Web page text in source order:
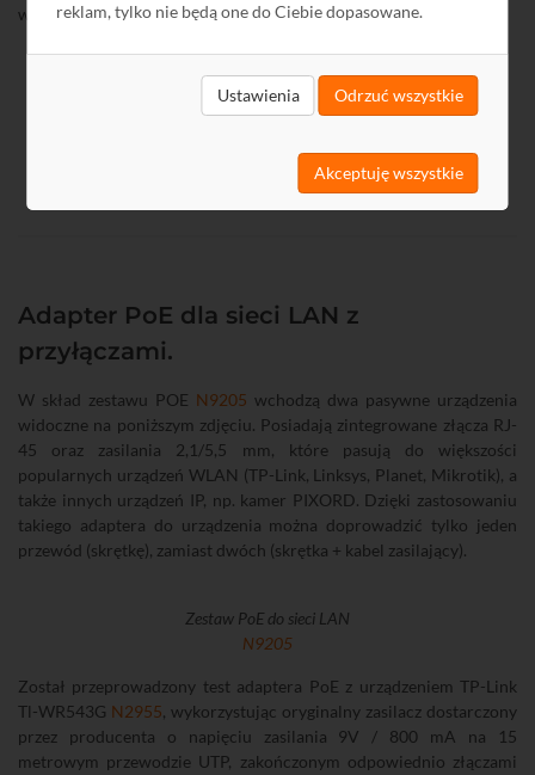
reklam, tylko nie będą one do Ciebie dopasowane.
Ustawienia Odrzuć wszystkie
Akceptuję wszystkie
wzrosła wydajność pracowników.
Schemat instalacji
Adapter PoE dla sieci LAN z
przyłączami.
W skład zestawu POE N9205 wchodzą dwa pasywne urządzenia
widoczne na poniższym zdjęciu. Posiadają zintegrowane złącza RJ-
45 oraz zasilania 2,1/5,5 mm, które pasują do większości
popularnych urządzeń WLAN (TP-Link, Linksys, Planet, Mikrotik), a
także innych urządzeń IP, np. kamer PIXORD. Dzięki zastosowaniu
takiego adaptera do urządzenia można doprowadzić tylko jeden
przewód (skrętkę), zamiast dwóch (skrętka + kabel zasilający).
Zestaw PoE do sieci LAN
N9205
Został przeprowadzony test adaptera PoE z urządzeniem TP-Link
Tl-WR543G N2955, wykorzystując oryginalny zasilacz dostarczony
przez producenta o napięciu zasilania 9V / 800 mA na 15
metrowym przewodzie UTP, zakończonym odpowiednio złączami